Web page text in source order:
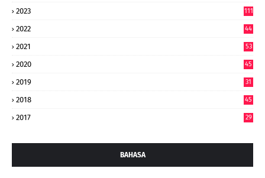
2023 111
2022
44
2021 53
2020 45
2019 31
2018 45
2017 29
BAHASA